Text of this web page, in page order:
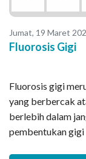
Jumat, 19 Maret
Fluorosis Gigi
Fluorosis gigi
yang berbercak
berlebih dalam
pembentukan gigi